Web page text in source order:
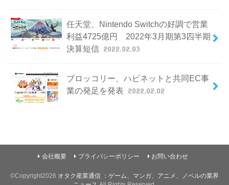
任天堂、Nintendo Switchの好調で営業
利益4725億円 2022年3月期第3四半期
決算短信 2022.02.03
ブロッコリー、ハピネットと共同EC事
業の発足を発表 2022.02.02
会社概要 プライバシーポリシー お問い合わせ
©Copyright2026 オタク産業通信 ：ゲーム、マンガ、アニメ、ノベルの業界